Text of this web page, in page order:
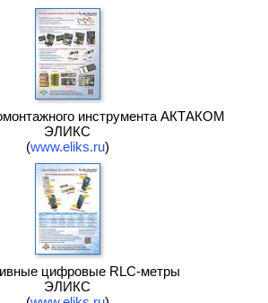
инструмента АКТАКОМ
ЭЛИКС
(www.eliks.ru)
цифровые RLC-метры
ЭЛИКС